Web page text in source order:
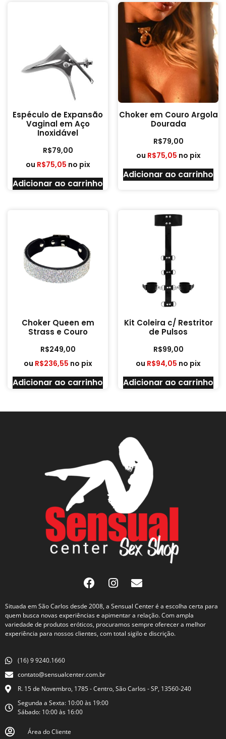
Espéculo de Expansão
Vaginal em Aço
Inoxidável
R$79,00
ou R$75,05 no pix
Adicionar ao carrinho
Choker em Couro Argola
Dourada
R$79,00
ou R$75,05 no pix
Adicionar ao carrinho
Choker Queen em
Strass e Couro
R$249,00
ou R$236,55 no pix
Adicionar ao carrinho
Kit Coleira c/ Restritor
de Pulsos
R$99,00
ou R$94,05 no pix
Adicionar ao carrinho
Situada em São Carlos desde 2008, a Sensual Center é a escolha certa para
quem busca novas experiências e apimentar a relação. Com ampla
variedade de produtos eróticos, procuramos sempre oferecer a melhor
experiência para nossos clientes, com total sigilo e discrição.
(16) 9 9240.1660
contato@sensualcenter.com.br
R. 15 de Novembro, 1785 - Centro, São Carlos - SP, 13560-240
Segunda a Sexta: 10:00 às 19:00
Sábado: 10:00 às 16:00
Área do Cliente